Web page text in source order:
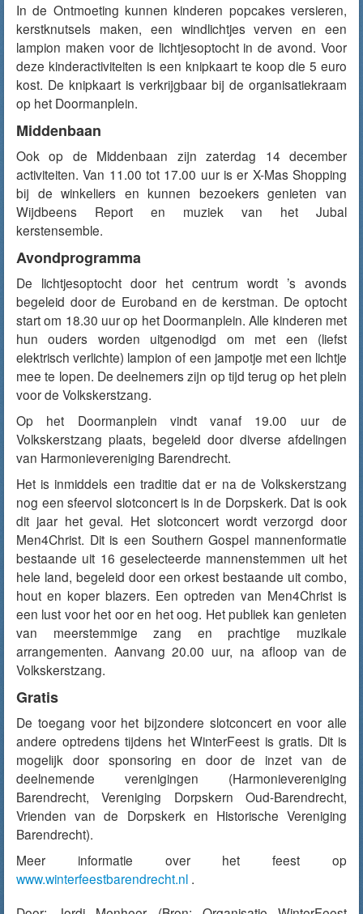
In de Ontmoeting kunnen kinderen popcakes versieren,
kerstknutsels maken, een windlichtjes verven en een
lampion maken voor de lichtjesoptocht in de avond. Voor
deze kinderactiviteiten is een knipkaart te koop die 5 euro
kost. De knipkaart is verkrijgbaar bij de organisatiekraam
op het Doormanplein.
Middenbaan
Ook op de Middenbaan zijn zaterdag 14 december
activiteiten. Van 11.00 tot 17.00 uur is er X-Mas Shopping
bij de winkeliers en kunnen bezoekers genieten van
Wijdbeens Report en muziek van het Jubal
kerstensemble.
Avondprogramma
De lichtjesoptocht door het centrum wordt ’s avonds
begeleid door de Euroband en de kerstman. De optocht
start om 18.30 uur op het Doormanplein. Alle kinderen met
hun ouders worden uitgenodigd om met een (liefst
elektrisch verlichte) lampion of een jampotje met een lichtje
mee te lopen. De deelnemers zijn op tijd terug op het plein
voor de Volkskerstzang.
Op het Doormanplein vindt vanaf 19.00 uur de
Volkskerstzang plaats, begeleid door diverse afdelingen
van Harmonievereniging Barendrecht.
Het is inmiddels een traditie dat er na de Volkskerstzang
nog een sfeervol slotconcert is in de Dorpskerk. Dat is ook
dit jaar het geval. Het slotconcert wordt verzorgd door
Men4Christ. Dit is een Southern Gospel mannenformatie
bestaande uit 16 geselecteerde mannenstemmen uit het
hele land, begeleid door een orkest bestaande uit combo,
hout en koper blazers. Een optreden van Men4Christ is
een lust voor het oor en het oog. Het publiek kan genieten
van meerstemmige zang en prachtige muzikale
arrangementen. Aanvang 20.00 uur, na afloop van de
Volkskerstzang.
Gratis
De toegang voor het bijzondere slotconcert en voor alle
andere optredens tijdens het WinterFeest is gratis. Dit is
mogelijk door sponsoring en door de inzet van de
deelnemende verenigingen (Harmonievereniging
Barendrecht, Vereniging Dorpskern Oud-Barendrecht,
Vrienden van de Dorpskerk en Historische Vereniging
Barendrecht).
Meer informatie over het feest op
www.winterfeestbarendrecht.nl .